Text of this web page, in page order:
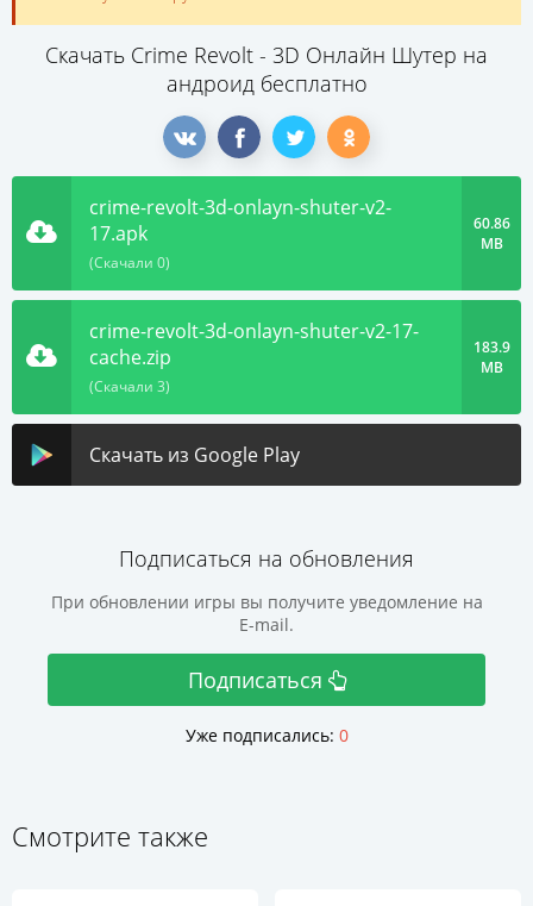
Скачать Crime Revolt - 3D Онлайн Шутер на
андроид бесплатно
crime-revolt-3d-onlayn-shuter-v2-
17.apk
(Скачали 0)
60.86
MB
crime-revolt-3d-onlayn-shuter-v2-17-
cache.zip
(Скачали 3)
183.9
MB
Скачать из Google Play
Подписаться на обновления
При обновлении игры вы получите уведомление на
E-mail.
Подписаться
Уже подписались: 0
Смотрите также